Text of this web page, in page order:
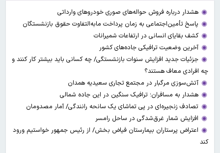
هشدار درباره فروش حواله‌های صوری خودروهای وارداتی
پاسخ تأمین‌اجتماعی به زمان پرداخت مابه‌التفاوت حقوق بازنشستگان
کشف بقایای انسانی در ارتفاعات شمیرانات
آخرین وضعیت ترافیکی جاده‌های کشور
جزئیات جدید افزایش سنوات بازنشستگی/ چه کسانی باید بیشتر کار کنند و
چه افرادی معاف هستند؟
آتش‌سوزی مرگبار در مجتمع تجاری سعیدیه همدان
هشدار به مسافران؛ ترافیک سنگین در این جاده شمالی
تصادف زنجیره‌ای در پی تماشای یک سانحه رانندگی/ آمار مصدومان
افزایش شمار غرق‌شدگی در ساحل رامسر
اعتراض پرستاران بیمارستان فیاض بخش/ از رئیس جمهور خواستیم ورود
کند